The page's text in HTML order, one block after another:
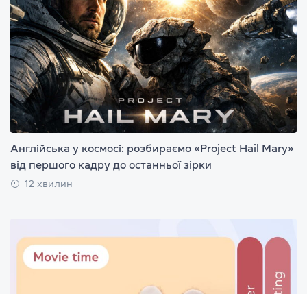
Англійська у космосі: розбираємо «Project Hail Mary»
від першого кадру до останньої зірки
12 хвилин